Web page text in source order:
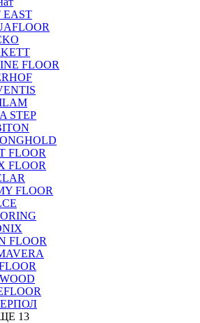
EAST
FLOOR
STEP
FLOOR
FLOOR
FLOOR
FLOOR
13